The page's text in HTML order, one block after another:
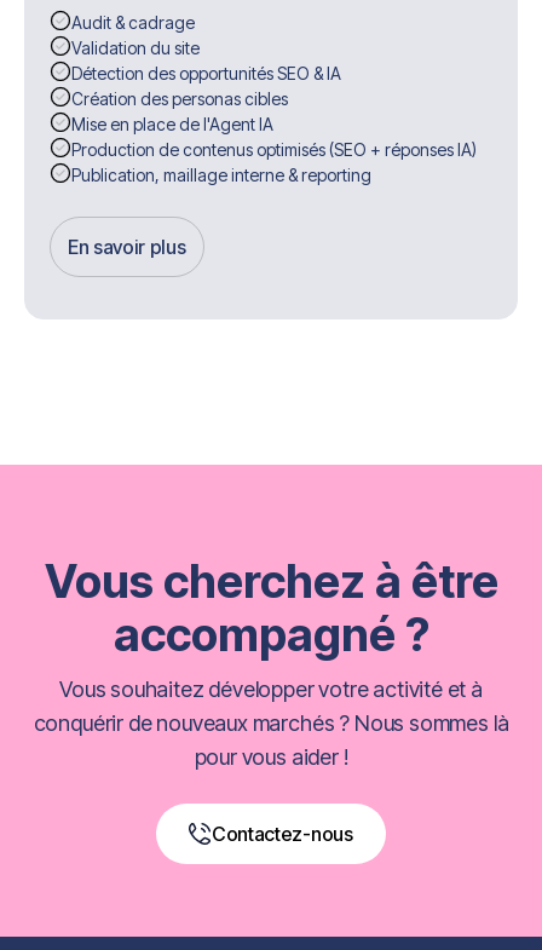
Audit & cadrage
Validation du site
Détection des opportunités SEO & IA
Création des personas cibles
Mise en place de l'Agent IA
Production de contenus optimisés (SEO + réponses IA)
Publication, maillage interne & reporting
En savoir plus
Get Started
Vous cherchez à être
accompagné ?
Vous souhaitez développer votre activité et à
conquérir de nouveaux marchés ? Nous sommes là
pour vous aider !
Contactez-nous
Book a Free Call